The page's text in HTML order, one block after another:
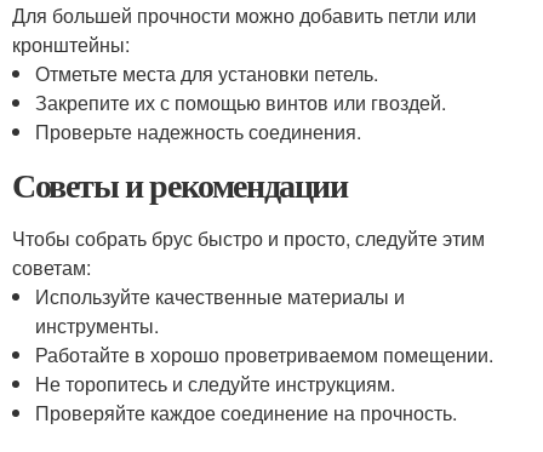
Для большей прочности можно добавить петли или
кронштейны:
Отметьте места для установки петель.
Закрепите их с помощью винтов или гвоздей.
Проверьте надежность соединения.
Советы и рекомендации
Чтобы собрать брус быстро и просто, следуйте этим
советам:
Используйте качественные материалы и
инструменты.
Работайте в хорошо проветриваемом помещении.
Не торопитесь и следуйте инструкциям.
Проверяйте каждое соединение на прочность.